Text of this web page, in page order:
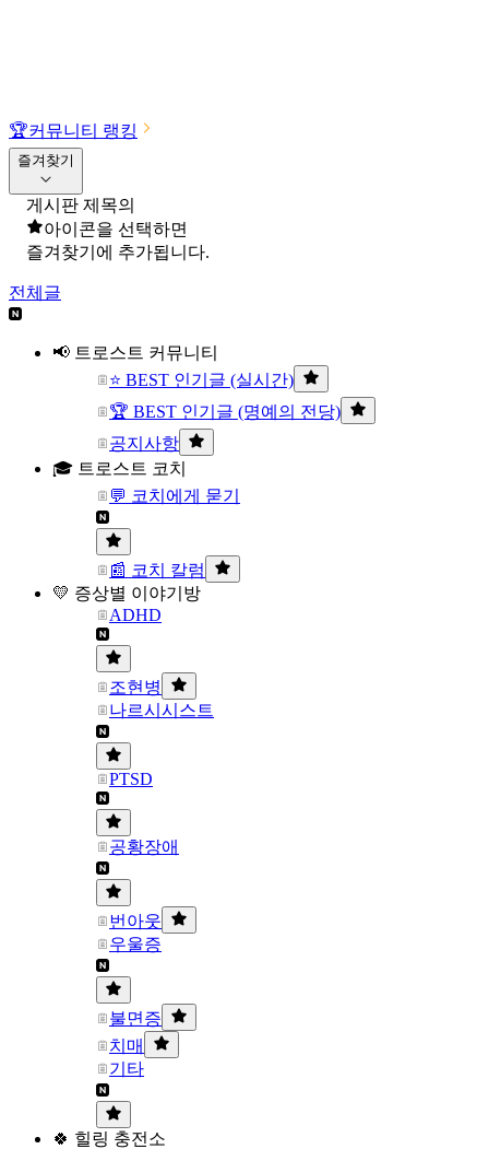
🏆커뮤니티 랭킹
즐겨찾기
게시판 제목의
아이콘을 선택하면
즐겨찾기에 추가됩니다.
전체글
📢 트로스트 커뮤니티
⭐ BEST 인기글 (실시간)
🏆 BEST 인기글 (명예의 전당)
공지사항
🎓 트로스트 코치
💬 코치에게 묻기
📰 코치 칼럼
💛 증상별 이야기방
ADHD
조현병
나르시시스트
PTSD
공황장애
번아웃
우울증
불면증
치매
기타
🍀 힐링 충전소